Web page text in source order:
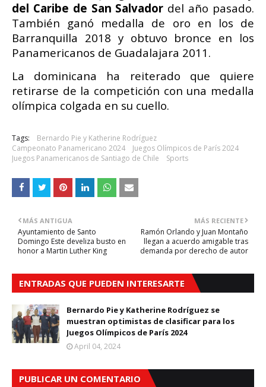
del Caribe de San Salvador del año pasado.
También ganó medalla de oro en los de
Barranquilla 2018 y obtuvo bronce en los
Panamericanos de Guadalajara 2011.
La dominicana ha reiterado que quiere
retirarse de la competición con una medalla
olímpica colgada en su cuello.
Tags:
Bernardo Pie y Katherine Rodríguez
Campeonato Panamericano 2024
Juegos Olímpicos de París 2024
Juegos Panamericanos de Santiago de Chile
Sports
MÁS RECIENTE
Ramón Orlando y Juan Montaño
llegan a acuerdo amigable tras
demanda por derecho de autor
MÁS ANTIGUA
Ayuntamiento de Santo
Domingo Este develiza busto en
honor a Martin Luther King
ENTRADAS QUE PUEDEN INTERESARTE
Bernardo Pie y Katherine Rodríguez se
muestran optimistas de clasificar para los
Juegos Olímpicos de París 2024
April 04, 2024
PUBLICAR UN COMENTARIO